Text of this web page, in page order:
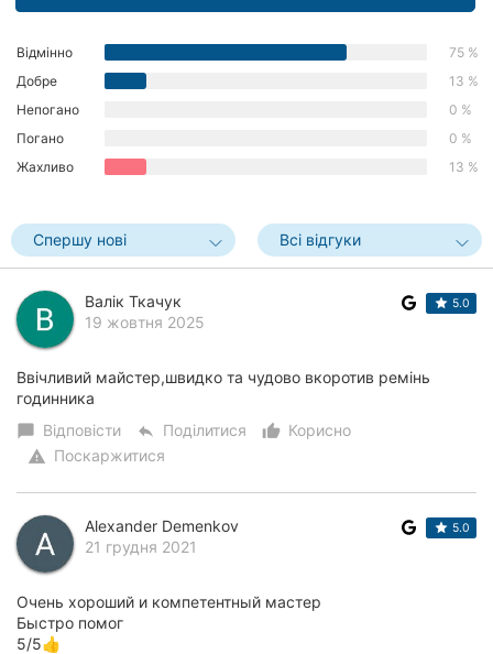
Кривий
Ріг
Миколаїв
Херсон
Чернігів
Черкаси
Суми
Івано-
Луцьк
Ужгород
Карпати
Відмінно
75 %
Добре
13 %
Непогано
0 %
Погано
0 %
Жахливо
13 %
Спершу нові Всі відгуки
Валік Ткачук
19 жовтня 2025
5.0
Ввічливий майстер,швидко та чудово вкоротив ремінь
годинника
chat_bubble Відповісти reply Поділитися thumb_up_alt
Корисно
warning Поскаржитися
Alexander Demenkov
21 грудня 2021
5.0
Очень хороший и компетентный мастер
Быстро помог
5/5👍